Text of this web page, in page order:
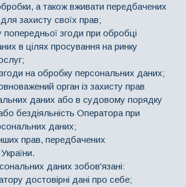
а також вживати передбачених
захисту своїх прав;
згоди при обробці
в цілях просування на ринку
на обробку персональних даних;
орган із захисту прав
даних або в судовому порядку
бездіяльність Оператора при
даних;
прав, передбачених
даних зобов'язані:
достовірні дані про себе;